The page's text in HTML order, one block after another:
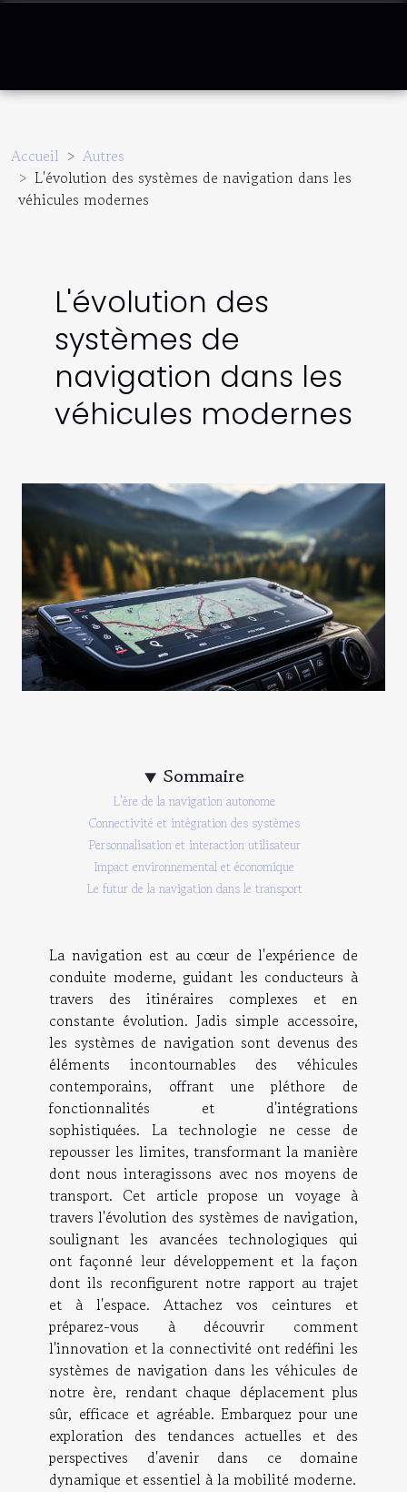
Accueil
Autres
L'évolution des systèmes de navigation dans les
véhicules modernes
L'évolution des
systèmes de
navigation dans les
véhicules modernes
Sommaire
L'ère de la navigation autonome
Connectivité et intégration des systèmes
Personnalisation et interaction utilisateur
Impact environnemental et économique
Le futur de la navigation dans le transport
La navigation est au cœur de l'expérience de
conduite moderne, guidant les conducteurs à
travers des itinéraires complexes et en
constante évolution. Jadis simple accessoire,
les systèmes de navigation sont devenus des
éléments incontournables des véhicules
contemporains, offrant une pléthore de
fonctionnalités et d'intégrations
sophistiquées. La technologie ne cesse de
repousser les limites, transformant la manière
dont nous interagissons avec nos moyens de
transport. Cet article propose un voyage à
travers l'évolution des systèmes de navigation,
soulignant les avancées technologiques qui
ont façonné leur développement et la façon
dont ils reconfigurent notre rapport au trajet
et à l'espace. Attachez vos ceintures et
préparez-vous à découvrir comment
l'innovation et la connectivité ont redéfini les
systèmes de navigation dans les véhicules de
notre ère, rendant chaque déplacement plus
sûr, efficace et agréable. Embarquez pour une
exploration des tendances actuelles et des
perspectives d'avenir dans ce domaine
dynamique et essentiel à la mobilité moderne.